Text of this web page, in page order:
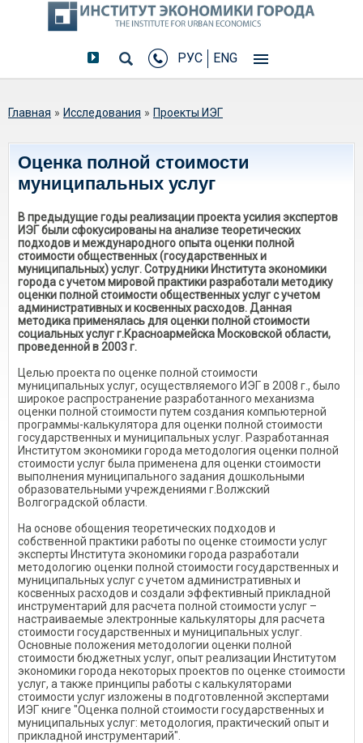
РУС ENG
Вы здесь
Главная » Исследования » Проекты ИЭГ
Оценка полной стоимости
муниципальных услуг
В предыдущие годы реализации проекта усилия экспертов
ИЭГ были сфокусированы на анализе теоретических
подходов и международного опыта оценки полной
стоимости общественных (государственных и
муниципальных) услуг. Сотрудники Института экономики
города с учетом мировой практики разработали методику
оценки полной стоимости общественных услуг с учетом
административных и косвенных расходов. Данная
методика применялась для оценки полной стоимости
социальных услуг г.Красноармейска Московской области,
проведенной в 2003 г.
Целью проекта по оценке полной стоимости
муниципальных услуг, осуществляемого ИЭГ в 2008 г., было
широкое распространение разработанного механизма
оценки полной стоимости путем создания компьютерной
программы-калькулятора для оценки полной стоимости
государственных и муниципальных услуг. Разработанная
Институтом экономики города методология оценки полной
стоимости услуг была применена для оценки стоимости
выполнения муниципального задания дошкольными
образовательными учреждениями г.Волжский
Волгоградской области.
На основе обощения теоретических подходов и
собственной практики работы по оценке стоимости услуг
эксперты Института экономики города разработали
методологию оценки полной стоимости государственных и
муниципальных услуг с учетом административных и
косвенных расходов и создали эффективный прикладной
инструментарий для расчета полной стоимости услуг –
настраиваемые электронные калькуляторы для расчета
стоимости государственных и муниципальных услуг.
Основные положения методологии оценки полной
стоимости бюджетных услуг, опыт реализации Институтом
экономики города некоторых проектов по оценке стоимости
услуг, а также принципы работы с калькуляторами
стоимости услуг изложены в подготовленной экспертами
ИЭГ книге "Оценка полной стоимости государственных и
муниципальных услуг: методология, практический опыт и
прикладной инструментарий".